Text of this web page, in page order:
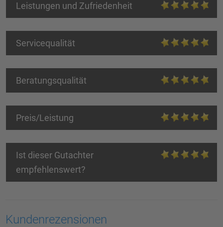
Leistungen und Zufriedenheit
Servicequalität
Beratungsqualität
Preis/Leistung
Ist dieser Gutachter
empfehlenswert?
Kundenrezensionen